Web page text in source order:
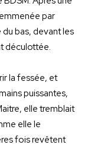
par
du bas, devant les
déculottée.
la fessée, et
puissantes,
elle tremblait
elle le
fois revêtent